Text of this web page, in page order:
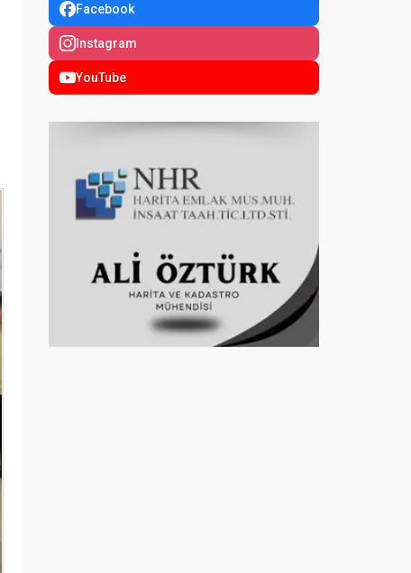
Facebook
Instagram
YouTube